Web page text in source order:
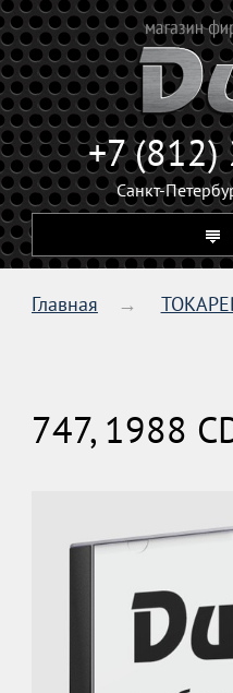
+7
Санкт-
Главная
747, 1988